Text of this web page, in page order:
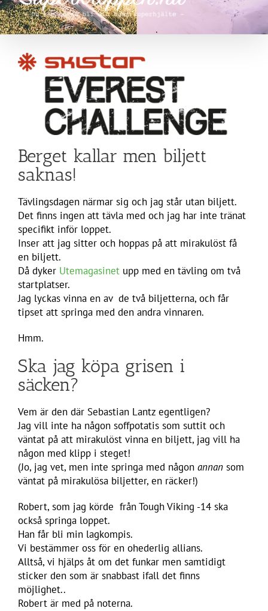
Berget kallar men biljett
saknas!
Tävlingsdagen närmar sig och jag står utan biljett.
Det finns ingen att tävla med och jag har inte tränat
specifikt inför loppet.
Inser att jag sitter och hoppas på att mirakulöst få
en biljett.
Då dyker Utemagasinet upp med en tävling om två
startplatser.
Jag lyckas vinna en av de två biljetterna, och får
tipset att springa med den andra vinnaren.
Hmm.
Ska jag köpa grisen i
säcken?
Vem är den där Sebastian Lantz egentligen?
Jag vill inte ha någon soffpotatis som suttit och
väntat på att mirakulöst vinna en biljett, jag vill ha
någon med klipp i steget!
(Jo, jag vet, men inte springa med någon annan som
väntat på mirakulösa biljetter, en räcker!)
Robert, som jag körde från Tough Viking -14 ska
också springa loppet.
Han får bli min lagkompis.
Vi bestämmer oss för en ohederlig allians.
Alltså, vi hjälps åt om det funkar men samtidigt
sticker den som är snabbast ifall det finns
möjlighet..
Robert är med på noterna.